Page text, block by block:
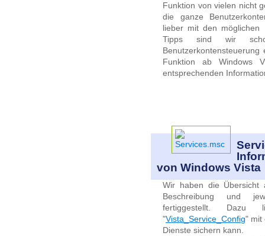
Funktion von vielen nicht
die ganze
lieber mit den möglichen
Tipps sind wir
Funktion ab Windows
entsprechenden
von Windows Vista
Wir haben die Übersicht
Beschreibung und
fertiggestellt.
"Vista_Service_Config" mit
Dienste sichern kann.